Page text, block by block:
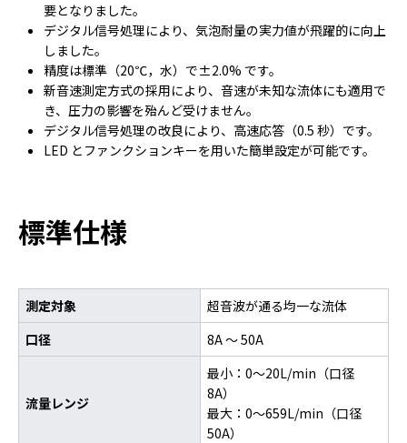
要となりました。
デジタル信号処理により、気泡耐量の実力値が飛躍的に向上
しました。
精度は標準（20℃，水）で±2.0% です。
新音速測定方式の採用により、音速が未知な流体にも適用で
き、圧力の影響を殆んど受けません。
デジタル信号処理の改良により、高速応答（0.5 秒）です。
LED とファンクションキーを用いた簡単設定が可能です。
標準仕様
測定対象
超音波が通る均一な流体
口径
8A ～ 50A
流量レンジ
最小：0～20L/min（口径
8A）
最大：0～659L/min（口径
50A）